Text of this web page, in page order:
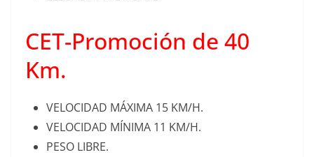
CET-Promoción de 40
Km.
VELOCIDAD MÁXIMA 15 KM/H.
VELOCIDAD MÍNIMA 11 KM/H.
PESO LIBRE.